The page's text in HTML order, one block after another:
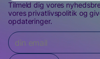
Tilmeld dig vores
vores privatlivspolitik og
opdateringer.